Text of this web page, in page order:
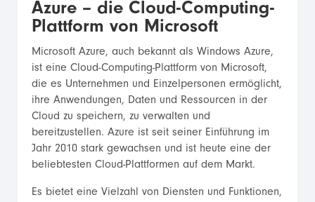
Azure – die Cloud-Computing-
Plattform von Microsoft
Microsoft Azure, auch bekannt als Windows Azure,
ist eine Cloud-Computing-Plattform von Microsoft,
die es Unternehmen und Einzelpersonen ermöglicht,
ihre Anwendungen, Daten und Ressourcen in der
Cloud zu speichern, zu verwalten und
bereitzustellen. Azure ist seit seiner Einführung im
Jahr 2010 stark gewachsen und ist heute eine der
beliebtesten Cloud-Plattformen auf dem Markt.
Es bietet eine Vielzahl von Diensten und Funktionen,